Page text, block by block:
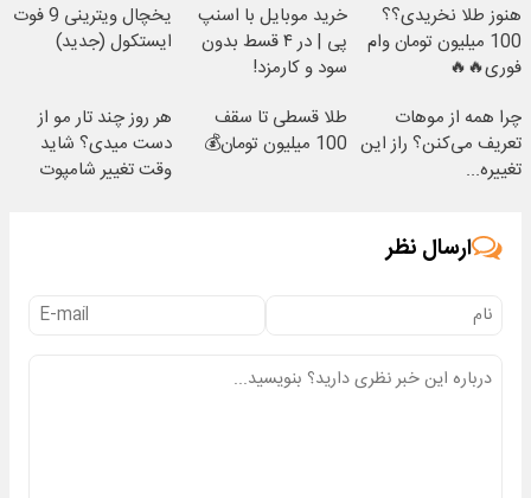
هنوز طلا نخریدی؟؟
100 میلیون تومان وام
فوری🔥🔥
خرید موبایل با اسنپ
پی | در ۴ قسط بدون
سود و کارمزد!
یخچال ویترینی 9 فوت
ایستکول (جدید)
چرا همه از موهات
تعریف می‌کنن؟ راز این
تغییره...
طلا قسطی تا سقف
100 میلیون تومان💰
هر روز چند تار مو از
دست میدی؟ شاید
وقت تغییر شامپوت
ارسال نظر